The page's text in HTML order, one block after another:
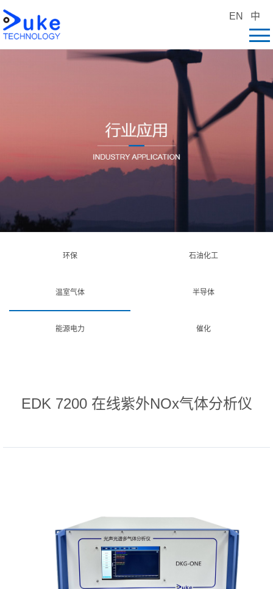
EN 中
环保 石油化工
温室气体 半导体
能源电力 催化
EDK 7200 在线紫外NOx气体分析仪